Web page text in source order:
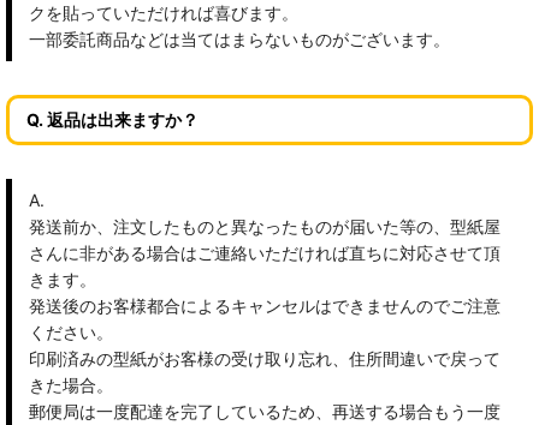
クを貼っていただければ喜びます。
一部委託商品などは当てはまらないものがございます。
Q. 返品は出来ますか？
A.
発送前か、注文したものと異なったものが届いた等の、型紙屋
さんに非がある場合はご連絡いただければ直ちに対応させて頂
きます。
発送後のお客様都合によるキャンセルはできませんのでご注意
ください。
印刷済みの型紙がお客様の受け取り忘れ、住所間違いで戻って
きた場合。
郵便局は一度配達を完了しているため、再送する場合もう一度